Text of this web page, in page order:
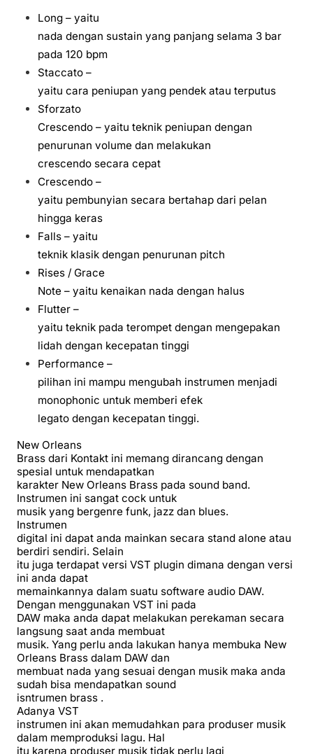
Long – yaitu
nada dengan sustain yang panjang selama 3 bar
pada 120 bpm
Staccato –
yaitu cara peniupan yang pendek atau terputus
Sforzato
Crescendo – yaitu teknik peniupan dengan
penurunan volume dan melakukan
crescendo secara cepat
Crescendo –
yaitu pembunyian secara bertahap dari pelan
hingga keras
Falls – yaitu
teknik klasik dengan penurunan pitch
Rises / Grace
Note – yaitu kenaikan nada dengan halus
Flutter –
yaitu teknik pada terompet dengan mengepakan
lidah dengan kecepatan tinggi
Performance –
pilihan ini mampu mengubah instrumen menjadi
monophonic untuk memberi efek
legato dengan kecepatan tinggi.
New Orleans
Brass dari Kontakt ini memang dirancang dengan
spesial untuk mendapatkan
karakter New Orleans Brass pada sound band.
Instrumen ini sangat cock untuk
musik yang bergenre funk, jazz dan blues.
Instrumen
digital ini dapat anda mainkan secara stand alone atau
berdiri sendiri. Selain
itu juga terdapat versi VST plugin dimana dengan versi
ini anda dapat
memainkannya dalam suatu software audio DAW.
Dengan menggunakan VST ini pada
DAW maka anda dapat melakukan perekaman secara
langsung saat anda membuat
musik. Yang perlu anda lakukan hanya membuka New
Orleans Brass dalam DAW dan
membuat nada yang sesuai dengan musik maka anda
sudah bisa mendapatkan sound
isntrumen brass .
Adanya VST
instrumen ini akan memudahkan para produser musik
dalam memproduksi lagu. Hal
itu karena produser musik tidak perlu lagi